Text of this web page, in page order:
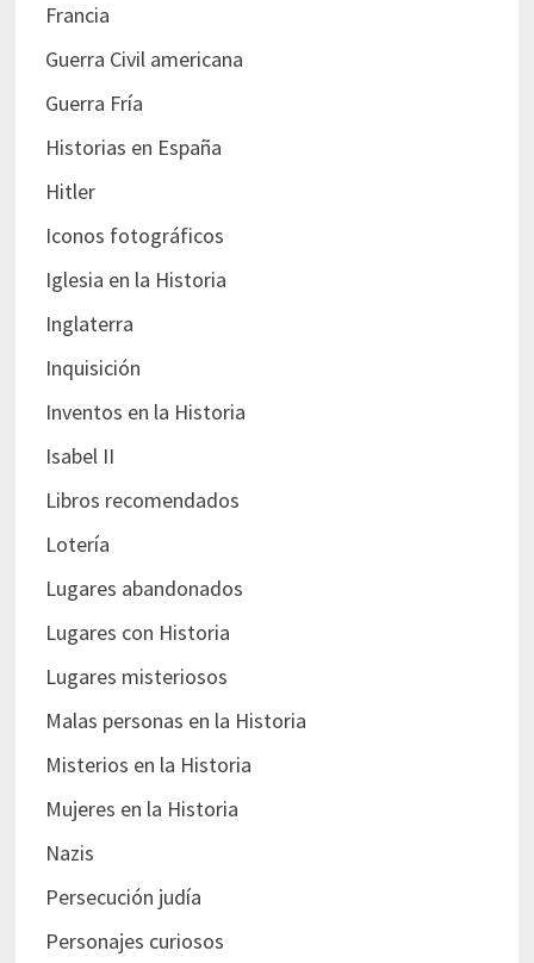
Francia
Guerra Civil americana
Guerra Fría
Historias en España
Hitler
Iconos fotográficos
Iglesia en la Historia
Inglaterra
Inquisición
Inventos en la Historia
Isabel II
Libros recomendados
Lotería
Lugares abandonados
Lugares con Historia
Lugares misteriosos
Malas personas en la Historia
Misterios en la Historia
Mujeres en la Historia
Nazis
Persecución judía
Personajes curiosos